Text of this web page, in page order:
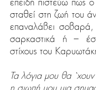
σταθεί στη ζωή του
επαναλάβει σοβαρά,
σαρκαστικά ή –
στίχους του
Τα λόγια μου θα
η σιωπή μου μια